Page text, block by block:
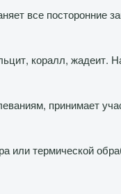
все посторонние
коралл, жадеит.
принимает
или термической